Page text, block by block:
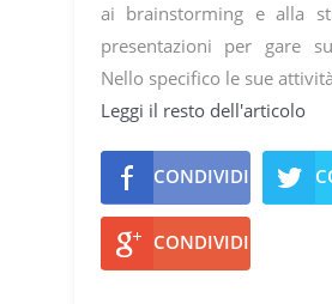
ai brainstorming e alla
presentazioni per gare
Nello specifico le sue
Leggi il resto dell'articolo
CONDIVIDI
CONDIVIDI